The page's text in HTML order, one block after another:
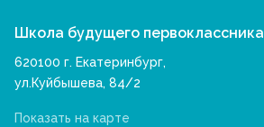
Школа будущего первоклассника
620100 г. Екатеринбург,
ул.Куйбышева, 84/2
Показать на карте